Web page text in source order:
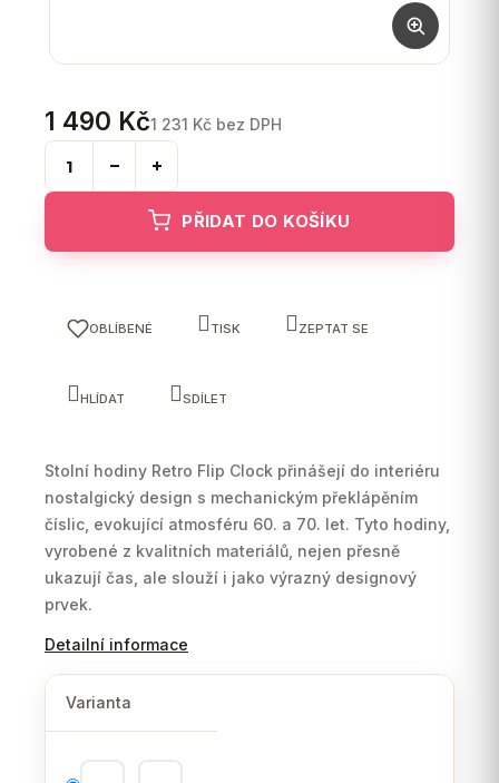
1 490 Kč1 231 Kč bez DPH
Varianta
PŘIDAT DO KOŠÍKU
Stolní hodiny Retro Flip Clock přinášejí do interiéru
nostalgický design s mechanickým překlápěním
číslic, evokující atmosféru 60. a 70. let. Tyto hodiny,
vyrobené z kvalitních materiálů, nejen přesně
ukazují čas, ale slouží i jako výrazný designový
prvek.
Detailní informace
OBLÍBENÉ TISK ZEPTAT SE
HLÍDAT SDÍLET